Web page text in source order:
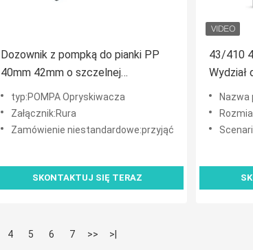
Dozownik z pompką do pianki PP
40mm 42mm o szczelnej
konstrukcji do prania ręcznego i
mydła w sprayu
typ:POMPA Opryskiwacza
Załącznik:Rura
Zamówienie niestandardowe:przyjąć
SKONTAKTUJ SIĘ TERAZ
43/410
Wydział
twarzy
Nazwa
4 5 6 7 >> >|